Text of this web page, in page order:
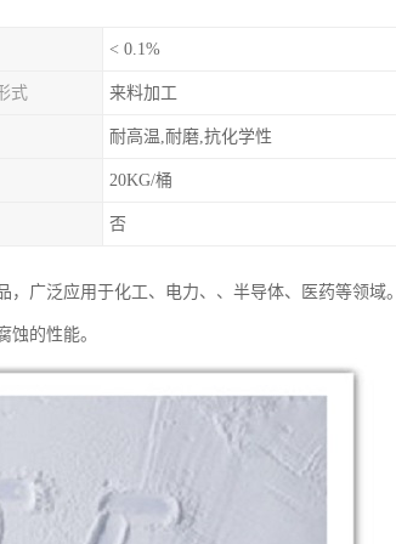
< 0.1%
式 来料加工
耐高温,耐磨,抗化学性
20KG/桶
否
广泛应用于化工、电力、、半导体、医药等领域。
的性能。